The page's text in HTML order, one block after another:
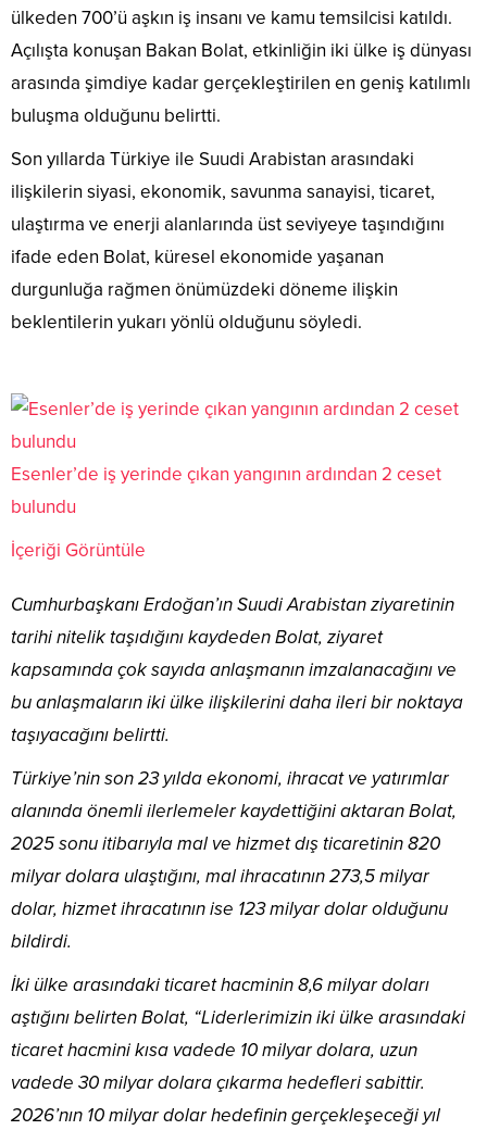
ülkeden 700’ü aşkın iş insanı ve kamu temsilcisi katıldı.
Açılışta konuşan Bakan Bolat, etkinliğin iki ülke iş dünyası
arasında şimdiye kadar gerçekleştirilen en geniş katılımlı
buluşma olduğunu belirtti.
Son yıllarda Türkiye ile Suudi Arabistan arasındaki
ilişkilerin siyasi, ekonomik, savunma sanayisi, ticaret,
ulaştırma ve enerji alanlarında üst seviyeye taşındığını
ifade eden Bolat, küresel ekonomide yaşanan
durgunluğa rağmen önümüzdeki döneme ilişkin
beklentilerin yukarı yönlü olduğunu söyledi.
Esenler’de iş yerinde çıkan yangının ardından 2 ceset
bulundu
İçeriği Görüntüle
Cumhurbaşkanı Erdoğan’ın Suudi Arabistan ziyaretinin
tarihi nitelik taşıdığını kaydeden Bolat, ziyaret
kapsamında çok sayıda anlaşmanın imzalanacağını ve
bu anlaşmaların iki ülke ilişkilerini daha ileri bir noktaya
taşıyacağını belirtti.
Türkiye’nin son 23 yılda ekonomi, ihracat ve yatırımlar
alanında önemli ilerlemeler kaydettiğini aktaran Bolat,
2025 sonu itibarıyla mal ve hizmet dış ticaretinin 820
milyar dolara ulaştığını, mal ihracatının 273,5 milyar
dolar, hizmet ihracatının ise 123 milyar dolar olduğunu
bildirdi.
İki ülke arasındaki ticaret hacminin 8,6 milyar doları
aştığını belirten Bolat, “Liderlerimizin iki ülke arasındaki
ticaret hacmini kısa vadede 10 milyar dolara, uzun
vadede 30 milyar dolara çıkarma hedefleri sabittir.
2026’nın 10 milyar dolar hedefinin gerçekleşeceği yıl